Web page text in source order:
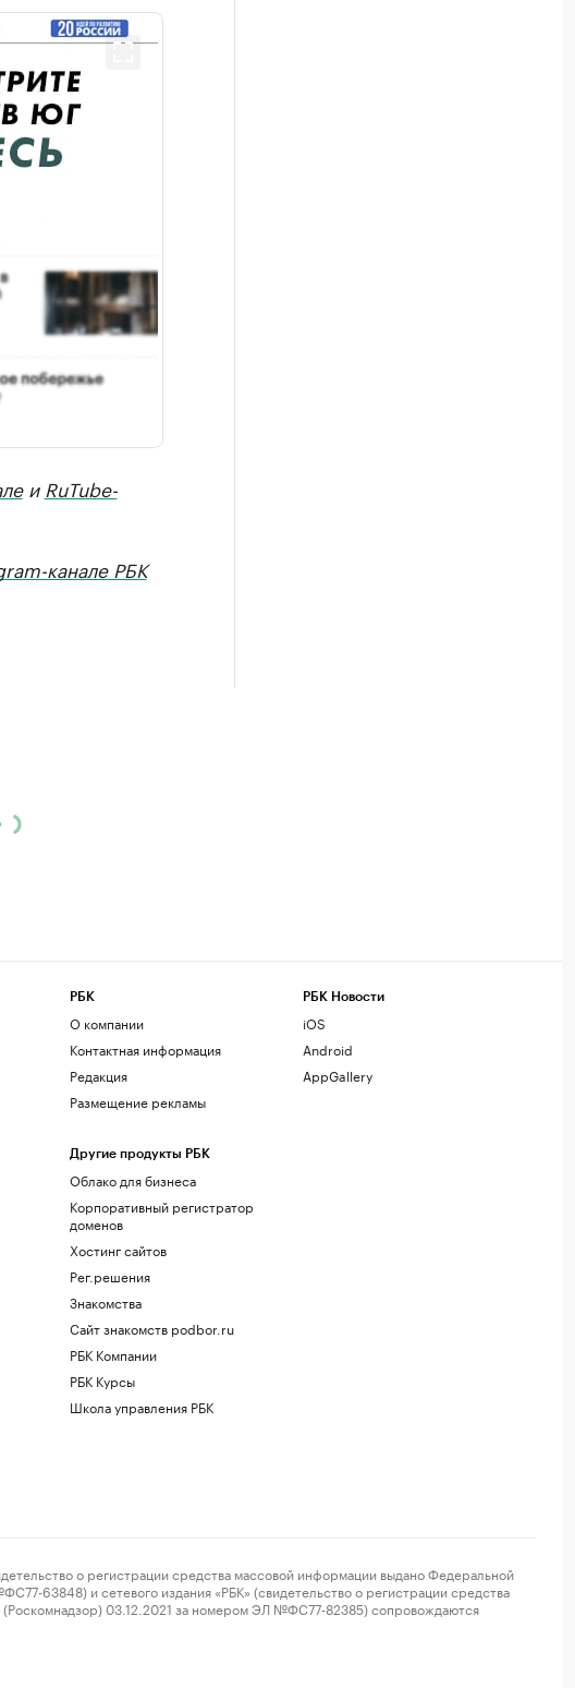
и RuTube-
канале РБК
РБК
О компании
Контактная информация
Редакция
Размещение рекламы
Другие продукты РБК
Облако для бизнеса
Корпоративный регистратор
доменов
Хостинг сайтов
Рег.решения
Знакомства
Сайт знакомств podbor.ru
РБК Компании
РБК Курсы
Школа управления РБК
РБК Новости
iOS
Android
AppGallery
о регистрации средства массовой информации выдано Федеральной
63848) и сетевого издания «РБК» (свидетельство о регистрации средства
03.12.2021 за номером ЭЛ №ФС77-82385) сопровождаются